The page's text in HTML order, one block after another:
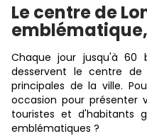
Le centre de
Chaque jour jusqu'à 60
desservent le centre de
principales de la ville.
occasion pour présenter
touristes et d'habitants
emblématiques ?